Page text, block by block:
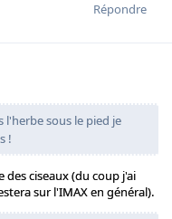
Répondre
l'herbe sous le pied je
!
des ciseaux (du coup j'ai
sur l'IMAX en général).